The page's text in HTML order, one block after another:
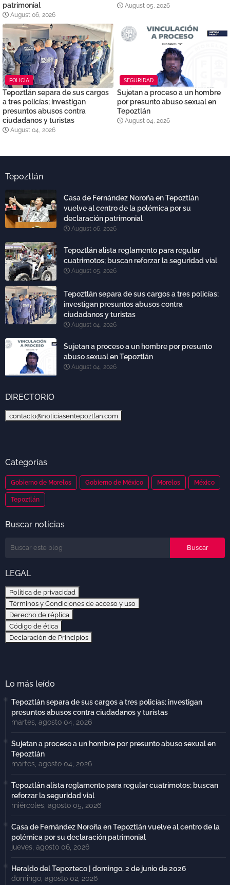
patrimonial
August 06, 2026
August 05, 2026
POLICÍA
Tepoztlán separa de sus cargos
a tres policías; investigan
presuntos abusos contra
ciudadanos y turistas
August 04, 2026
SEGURIDAD
Sujetan a proceso a un hombre
por presunto abuso sexual en
Tepoztlán
August 04, 2026
Tepoztlán
Casa de Fernández Noroña en Tepoztlán
vuelve al centro de la polémica por su
declaración patrimonial
August 06, 2026
Tepoztlán alista reglamento para regular
cuatrimotos; buscan reforzar la seguridad vial
August 05, 2026
Tepoztlán separa de sus cargos a tres policías;
investigan presuntos abusos contra
ciudadanos y turistas
August 04, 2026
Sujetan a proceso a un hombre por presunto
abuso sexual en Tepoztlán
August 04, 2026
DIRECTORIO
contacto@noticiasentepoztlan.com
Categorías
Gobierno de Morelos Gobierno de México Morelos México
Tepoztlán
Buscar noticias
LEGAL
Política de privacidad
Términos y Condiciones de acceso y uso
Derecho de réplica
Código de ética
Declaración de Principios
Lo más leído
Tepoztlán separa de sus cargos a tres policías; investigan
presuntos abusos contra ciudadanos y turistas
martes, agosto 04, 2026
Sujetan a proceso a un hombre por presunto abuso sexual en
Tepoztlán
martes, agosto 04, 2026
Tepoztlán alista reglamento para regular cuatrimotos; buscan
reforzar la seguridad vial
miércoles, agosto 05, 2026
Casa de Fernández Noroña en Tepoztlán vuelve al centro de la
polémica por su declaración patrimonial
jueves, agosto 06, 2026
Heraldo del Tepozteco | domingo, 2 de junio de 2026
domingo, agosto 02, 2026